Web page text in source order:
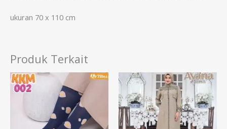
ukuran 70 x 110 cm
Produk Terkait